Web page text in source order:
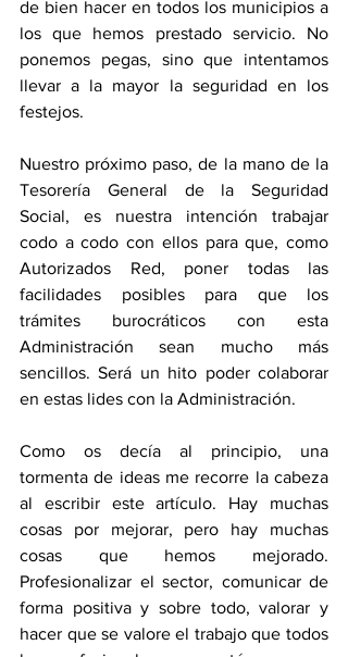
de bien hacer en todos los municipios a
los que hemos prestado servicio. No
ponemos pegas, sino que intentamos
llevar a la mayor la seguridad en los
festejos.
Nuestro próximo paso, de la mano de la
Tesorería General de la Seguridad
Social, es nuestra intención trabajar
codo a codo con ellos para que, como
Autorizados Red, poner todas las
facilidades posibles para que los
trámites burocráticos con esta
Administración sean mucho más
sencillos. Será un hito poder colaborar
en estas lides con la Administración.
Como os decía al principio, una
tormenta de ideas me recorre la cabeza
al escribir este artículo. Hay muchas
cosas por mejorar, pero hay muchas
cosas que hemos mejorado.
Profesionalizar el sector, comunicar de
forma positiva y sobre todo, valorar y
hacer que se valore el trabajo que todos